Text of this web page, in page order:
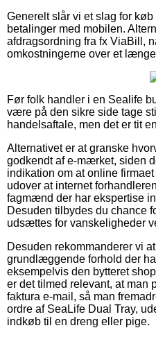
Generelt slår vi et slag for
betalinger med mobilen.
afdragsordning fra fx ViaBill,
omkostningerne over et
Før folk handler i en Sealife
være på den sikre side tage
handelsaftale, men det er tit
Alternativet er at granske
godkendt af e-mærket, siden
indikation om at online
udover at internet
fagmænd der har ekspertise
Desuden tilbydes du chance
udsættes for vanskeligheder
Desuden rekommanderer vi
grundlæggende forhold der
eksempelvis den bytteret
er det tilmed relevant, at man
faktura e-mail, så man
ordre af SeaLife Dual Tray,
indkøb til en dreng eller pige.